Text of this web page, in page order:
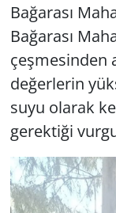
Bağarası
Bağarası
çeşmesinden
değerlerin
suyu olarak
gerektiği